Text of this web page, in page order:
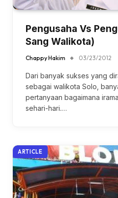
Pengusaha Vs
Sang Walikota)
Chappy Hakim 03/23/2012
Dari banyak sukses yang
sebagai walikota Solo,
pertanyaan bagaimana
sehari-hari.…
ARTICLE